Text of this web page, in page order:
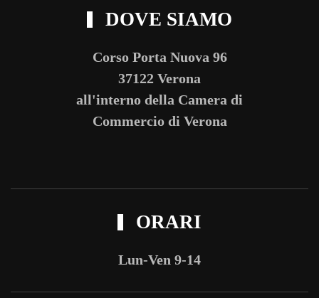
DOVE SIAMO
Corso Porta Nuova 96
37122 Verona
all'interno della Camera di
Commercio di Verona
ORARI
Lun-Ven 9-14